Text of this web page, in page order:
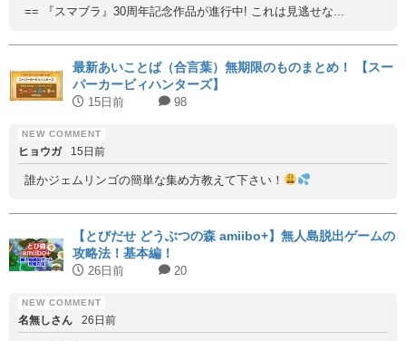
== 『スマブラ』30周年記念作品が進行中! これは見逃せな...
最新あいことば（合言葉）無期限のものまとめ！ 【スー
パーカービィハンターズ】
15日前 98
ヒョウガ 15日前
誰かジェムリンゴの簡単な集め方教えて下さい！
【とびだせ どうぶつの森 amiibo+】無人島脱出ゲームの
攻略法！基本編！
26日前 20
名無しさん 26日前